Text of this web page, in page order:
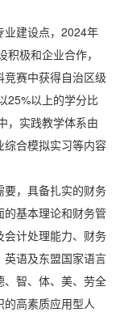
业建设点，2024年
极和企业合作，
赛中获得自治区级
25%以上的学分比
，实践教学体系由
综合模拟实习等内容
要，具备扎实的财务
基本理论和财务管
计处理能力、财务
语及东盟国家语言
、智、体、美、劳全
高素质应用型人